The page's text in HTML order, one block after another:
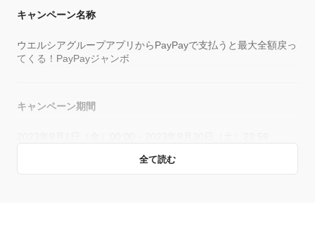
全て読む
キャンペーン名称
ウエルシアグループアプリからPayPayで支払うと最大全額戻っ
てくる！PayPayジャンボ
キャンペーン期間